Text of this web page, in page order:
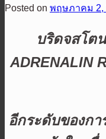
Posted on พฤษภาคม 2,
บริดจสโต
ADRENALIN
อีกระดับของก